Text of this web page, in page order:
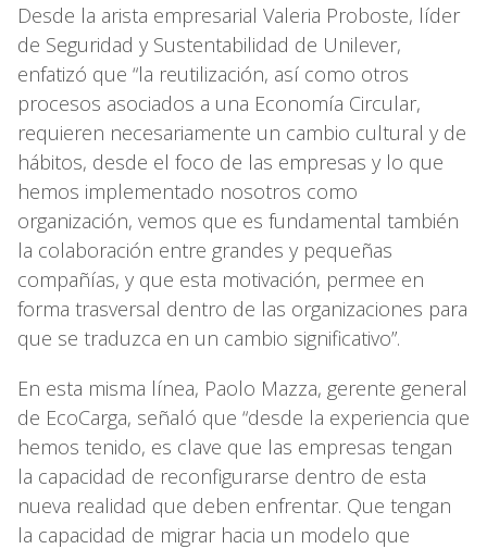
Desde la arista empresarial Valeria Proboste, líder
de Seguridad y Sustentabilidad de Unilever,
enfatizó que “la reutilización, así como otros
procesos asociados a una Economía Circular,
requieren necesariamente un cambio cultural y de
hábitos, desde el foco de las empresas y lo que
hemos implementado nosotros como
organización, vemos que es fundamental también
la colaboración entre grandes y pequeñas
compañías, y que esta motivación, permee en
forma trasversal dentro de las organizaciones para
que se traduzca en un cambio significativo”.
En esta misma línea, Paolo Mazza, gerente general
de EcoCarga, señaló que “desde la experiencia que
hemos tenido, es clave que las empresas tengan
la capacidad de reconfigurarse dentro de esta
nueva realidad que deben enfrentar. Que tengan
la capacidad de migrar hacia un modelo que